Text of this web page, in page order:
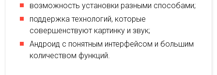
возможность установки разными способами;
поддержка технологий, которые
совершенствуют картинку и звук;
Андроид с понятным интерфейсом и большим
количеством функций.